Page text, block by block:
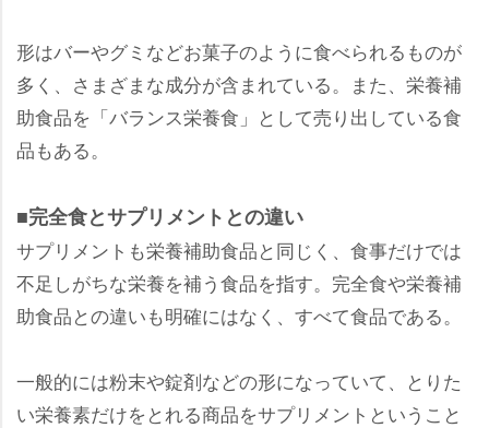
形はバーやグミなどお菓子のように食べられるものが
多く、さまざまな成分が含まれている。また、栄養補
助食品を「バランス栄養食」として売り出している食
品もある。
■完全食とサプリメントとの違い
サプリメントも栄養補助食品と同じく、食事だけでは
不足しがちな栄養を補う食品を指す。完全食や栄養補
助食品との違いも明確にはなく、すべて食品である。
一般的には粉末や錠剤などの形になっていて、とりた
い栄養素だけをとれる商品をサプリメントということ